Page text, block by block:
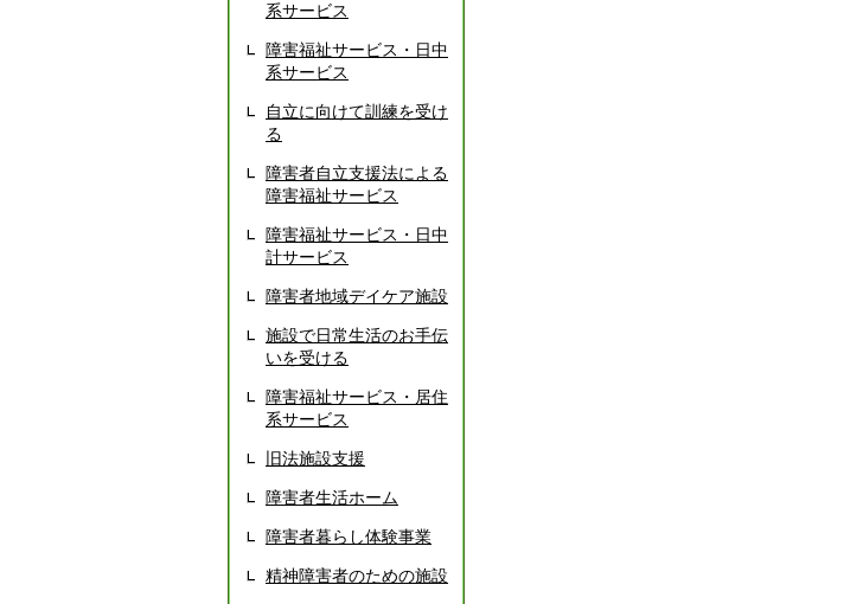
系サービス
障害福祉サービス・日中
系サービス
自立に向けて訓練を受け
る
障害者自立支援法による
障害福祉サービス
障害福祉サービス・日中
計サービス
障害者地域デイケア施設
施設で日常生活のお手伝
いを受ける
障害福祉サービス・居住
系サービス
旧法施設支援
障害者生活ホーム
障害者暮らし体験事業
精神障害者のための施設